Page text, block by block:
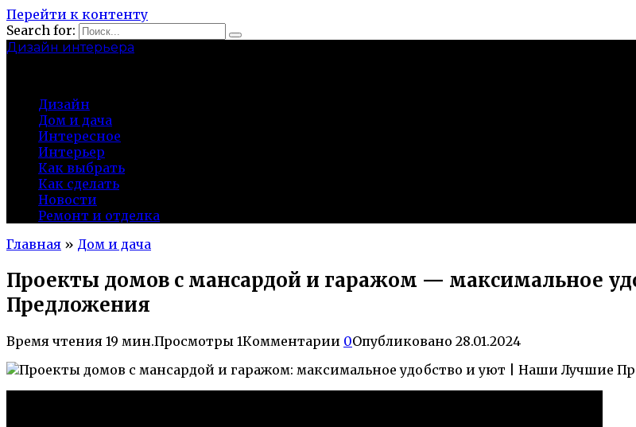
Перейти к контенту
Search for:
Дизайн интерьера
Дизайн
Дом и дача
Интересное
Интерьер
Как выбрать
Как сделать
Новости
Ремонт и отделка
Главная » Дом и дача
Проекты домов с мансардой и гаражом — максимальное
Предложения
Время чтения 19 мин.Просмотры 1Комментарии 0Опубликовано 28.01.2024